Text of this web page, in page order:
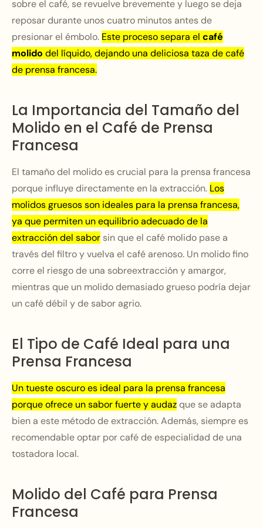
sobre el café, se revuelve brevemente y luego se deja
reposar durante unos cuatro minutos antes de
presionar el émbolo. Este proceso separa el café
molido del líquido, dejando una deliciosa taza de café
de prensa francesa.
La Importancia del Tamaño del
Molido en el Café de Prensa
Francesa
El tamaño del molido es crucial para la prensa francesa
porque influye directamente en la extracción. Los
molidos gruesos son ideales para la prensa francesa,
ya que permiten un equilibrio adecuado de la
extracción del sabor sin que el café molido pase a
través del filtro y vuelva el café arenoso. Un molido fino
corre el riesgo de una sobreextracción y amargor,
mientras que un molido demasiado grueso podría dejar
un café débil y de sabor agrio.
El Tipo de Café Ideal para una
Prensa Francesa
Un tueste oscuro es ideal para la prensa francesa
porque ofrece un sabor fuerte y audazque se adapta
bien a este método de extracción. Además, siempre es
recomendable optar por café de especialidad de una
tostadora local.
Molido del Café para Prensa
Francesa